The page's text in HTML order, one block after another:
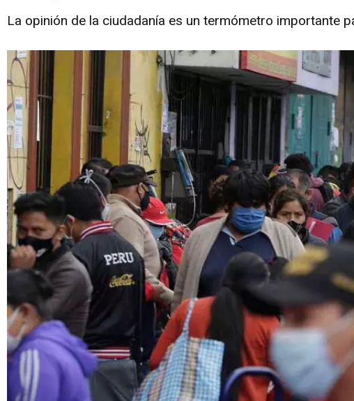
La opinión de la ciudadanía es un termómetro importante